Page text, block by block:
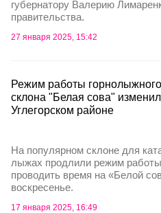
губернатору Валерию
правительства.
27 января 2025, 15:42
Режим работы горнолыжного
склона "Белая сова"
Углегорском районе
На популярном склоне для
лыжах продлили режим
проводить время на «Белой
воскресенье.
17 января 2025, 16:49